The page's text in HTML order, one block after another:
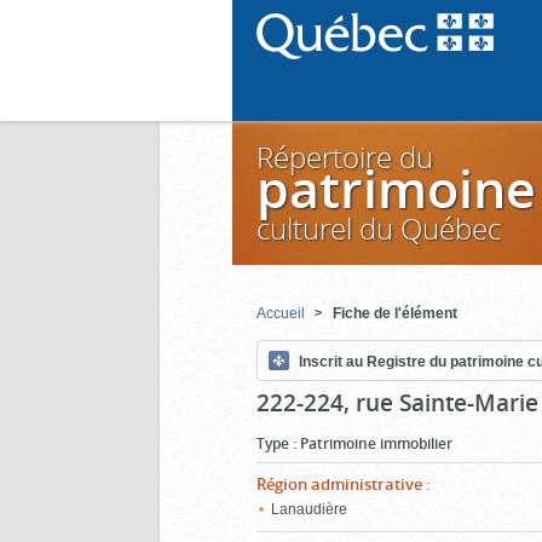
Répertoire du
patrimoine
culturel du Québec
Accueil Fiche de l'élément
Inscrit au Registre du patrimoine
222-224, rue Sainte-Marie
Type : Patrimoine immobilier
Région administrative :
Lanaudière